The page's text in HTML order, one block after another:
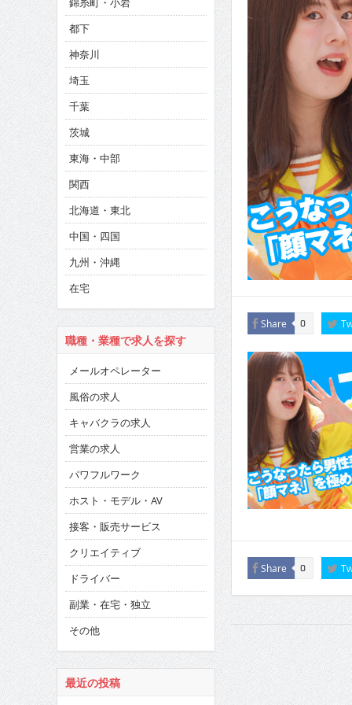
CINEMA×STYLE 286号
CINEMA×STYLE 285号
CINEMA×STYLE 294号
Share 0
Share 0
都下
神奈川
埼玉
千葉
茨城
東海・中部
関西
北海道・東北
中国・四国
九州・沖縄
在宅
職種・業種で求人を探す
メールオペレーター
風俗の求人
キャバクラの求人
営業の求人
パワフルワーク
ホスト・モデル・AV
接客・販売サービス
クリエイティブ
ドライバー
副業・在宅・独立
その他
最近の投稿